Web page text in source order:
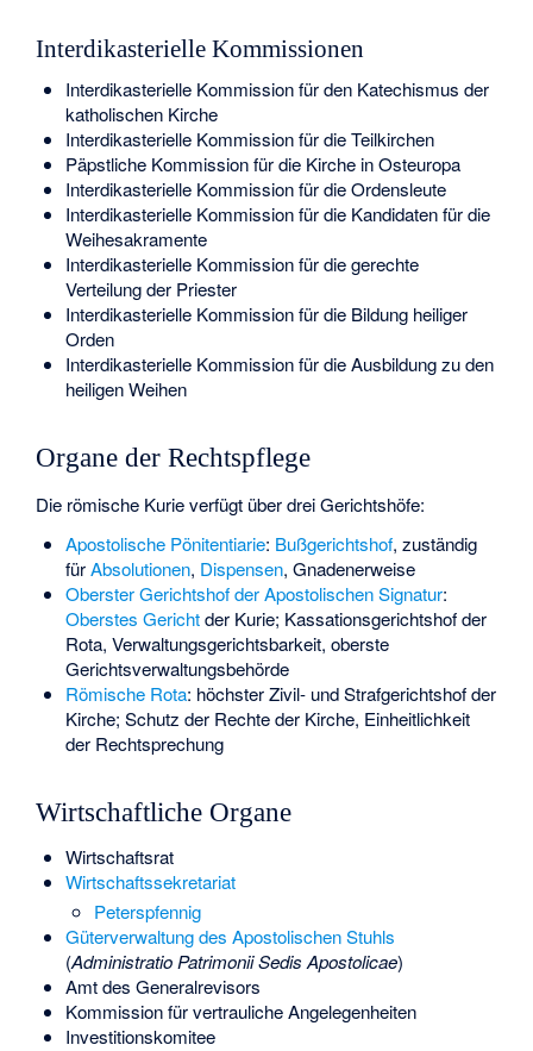
Interdikasterielle Kommissionen
Interdikasterielle Kommission für den Katechismus der
katholischen Kirche
Interdikasterielle Kommission für die Teilkirchen
Päpstliche Kommission für die Kirche in Osteuropa
Interdikasterielle Kommission für die Ordensleute
Interdikasterielle Kommission für die Kandidaten für die
Weihesakramente
Interdikasterielle Kommission für die gerechte
Verteilung der Priester
Interdikasterielle Kommission für die Bildung heiliger
Orden
Interdikasterielle Kommission für die Ausbildung zu den
heiligen Weihen
Organe der Rechtspflege
Die römische Kurie verfügt über drei Gerichtshöfe:
Apostolische Pönitentiarie: Bußgerichtshof, zuständig
fürAbsolutionen, Dispensen, Gnadenerweise
Oberster Gerichtshof der Apostolischen Signatur:
Oberstes Gerichtder Kurie; Kassationsgerichtshof der
Rota, Verwaltungsgerichtsbarkeit, oberste
Gerichtsverwaltungsbehörde
Römische Rota: höchster Zivil- und Strafgerichtshof der
Kirche; Schutz der Rechte der Kirche, Einheitlichkeit
der Rechtsprechung
Wirtschaftliche Organe
Wirtschaftsrat
Wirtschaftssekretariat
Peterspfennig
Güterverwaltung des Apostolischen Stuhls
(Administratio Patrimonii Sedis Apostolicae)
Amt des Generalrevisors
Kommission für vertrauliche Angelegenheiten
Investitionskomitee